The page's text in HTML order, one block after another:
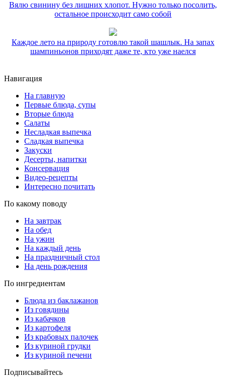
Вялю свинину без лишних хлопот. Нужно только посолить,
остальное происходит само собой
Каждое лето на природу готовлю такой шашлык. На запах
шампиньонов приходят даже те, кто уже наелся
Навигация
На главную
Первые блюда, супы
Вторые блюда
Салаты
Несладкая выпечка
Сладкая выпечка
Закуски
Десерты, напитки
Консервация
Видео-рецепты
Интересно почитать
По какому поводу
На завтрак
На обед
На ужин
На каждый день
На праздничный стол
На день рождения
По ингредиентам
Блюда из баклажанов
Из говядины
Из кабачков
Из картофеля
Из крабовых палочек
Из куриной грудки
Из куриной печени
Подписывайтесь